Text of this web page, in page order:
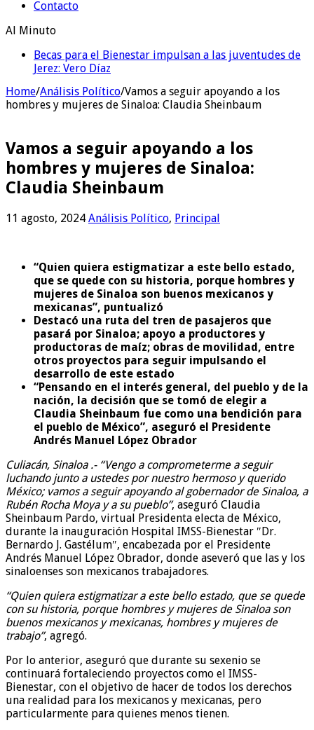
Contacto
Al Minuto
Becas para el Bienestar impulsan a las juventudes de
Jerez: Vero Díaz
¿Accidente, advertencia o jugada política? El percance
de Geovanna deja más preguntas que respuestas
Home/Análisis Político/Vamos a seguir apoyando a los
hombres y mujeres de Sinaloa: Claudia Sheinbaum
Vamos a seguir apoyando a los
hombres y mujeres de Sinaloa:
Claudia Sheinbaum
11 agosto, 2024 Análisis Político, Principal
“Quien quiera estigmatizar a este bello estado,
que se quede con su historia, porque hombres y
mujeres de Sinaloa son buenos mexicanos y
mexicanas”, puntualizó
Destacó una ruta del tren de pasajeros que
pasará por Sinaloa; apoyo a productores y
productoras de maíz; obras de movilidad, entre
otros proyectos para seguir impulsando el
desarrollo de este estado
“Pensando en el interés general, del pueblo y de la
nación, la decisión que se tomó de elegir a
Claudia Sheinbaum fue como una bendición para
el pueblo de México”, aseguró el Presidente
Andrés Manuel López Obrador
Culiacán, Sinaloa .- “Vengo a comprometerme a seguir
luchando junto a ustedes por nuestro hermoso y querido
México; vamos a seguir apoyando al gobernador de Sinaloa, a
Rubén Rocha Moya y a su pueblo”, aseguró Claudia
Sheinbaum Pardo, virtual Presidenta electa de México,
durante la inauguración Hospital IMSS-Bienestar ″Dr.
Bernardo J. Gastélum″, encabezada por el Presidente
Andrés Manuel López Obrador, donde aseveró que las y los
sinaloenses son mexicanos trabajadores.
“Quien quiera estigmatizar a este bello estado, que se quede
con su historia, porque hombres y mujeres de Sinaloa son
buenos mexicanos y mexicanas, hombres y mujeres de
trabajo”, agregó.
Por lo anterior, aseguró que durante su sexenio se
continuará fortaleciendo proyectos como el IMSS-
Bienestar, con el objetivo de hacer de todos los derechos
una realidad para los mexicanos y mexicanas, pero
particularmente para quienes menos tienen.